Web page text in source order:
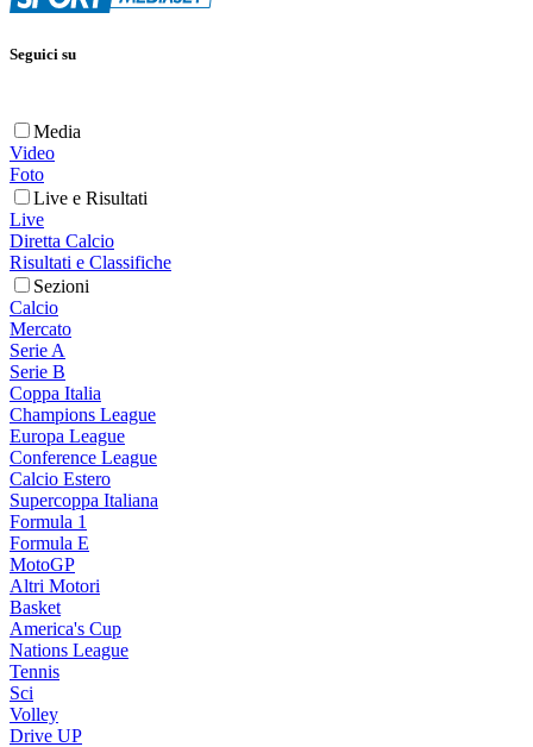
Seguici su
Media
Video
Foto
Live e Risultati
Live
Diretta Calcio
Risultati e Classifiche
Sezioni
Calcio
Mercato
Serie A
Serie B
Coppa Italia
Champions League
Europa League
Conference League
Calcio Estero
Supercoppa Italiana
Formula 1
Formula E
MotoGP
Altri Motori
Basket
America's Cup
Nations League
Tennis
Sci
Volley
Drive UP